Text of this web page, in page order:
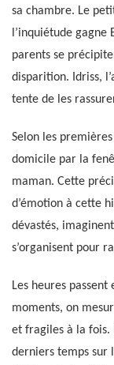
sa chambre. Le
l’inquiétude
parents se
disparition. Idriss,
tente de les
Selon les
domicile par la
maman. Cette
d’émotion à cette
dévastés,
s’organisent pour
Les heures
moments, on
et fragiles à la fois.
derniers temps sur